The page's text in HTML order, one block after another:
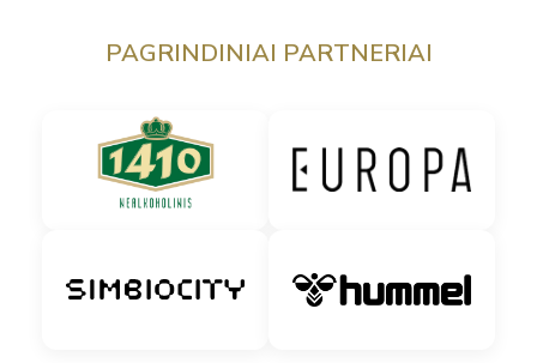
PAGRINDINIAI PARTNERIAI